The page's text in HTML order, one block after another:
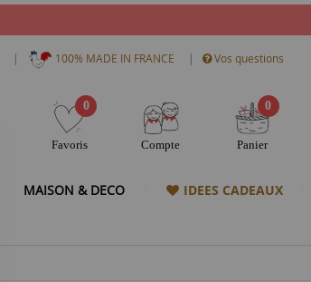
| 100% MADE IN FRANCE | Vos questions
0
Favoris Compte
0
Panier
MAISON & DECO IDEES CADEAUX